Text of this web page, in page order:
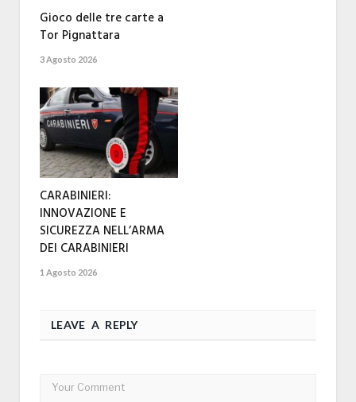
Gioco delle tre carte a
Tor Pignattara
3 Agosto 2026
CARABINIERI:
INNOVAZIONE E
SICUREZZA NELL’ARMA
DEI CARABINIERI
1 Agosto 2026
LEAVE A REPLY